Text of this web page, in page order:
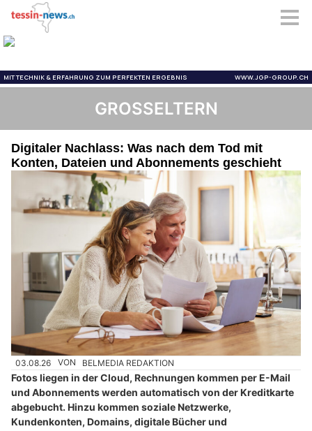
GROSSELTERN
Digitaler Nachlass: Was nach dem Tod mit
Konten, Dateien und Abonnements geschieht
03.08.26 VON BELMEDIA REDAKTION
Fotos liegen in der Cloud, Rechnungen kommen per E-Mail
und Abonnements werden automatisch von der Kreditkarte
abgebucht. Hinzu kommen soziale Netzwerke,
Kundenkonten, Domains, digitale Bücher und